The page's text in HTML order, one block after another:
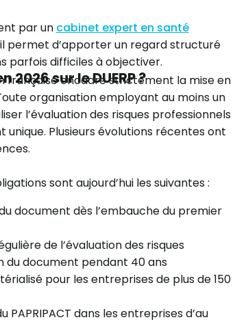
par un cabinet expert en santé
permet d’apporter un regard structuré
parfois difficiles à objectiver.
2026 sur le DUERP ?
française encadre strictement la mise en
organisation employant au moins un
l’évaluation des risques professionnels
unique. Plusieurs évolutions récentes ont
sont aujourd’hui les suivantes :
document dès l’embauche du premier
de l’évaluation des risques
du document pendant 40 ans
pour les entreprises de plus de 150
PAPRIPACT dans les entreprises d’au